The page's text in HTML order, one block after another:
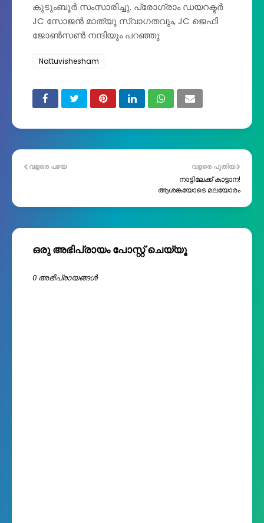
കുടുംബൂർ സംസാരിച്ചു. പ്രോഗ്രാം ഡയറക്ടർ
JC സോജൻ മാത്യു സ്വാഗതവും, JC ജെഫി
ജോൺസൺ നന്ദിയും പറഞ്ഞു
Nattuvishesham
വളരെ പുതിയ
നാട്ടിലേക്ക് കാട്ടാന!
ആശങ്കയോടെ മലയോരം
വളരെ പഴയ
ഒരു അഭിപ്രായം പോസ്റ്റ് ചെയ്യൂ
0 അഭിപ്രായങ്ങള്‍